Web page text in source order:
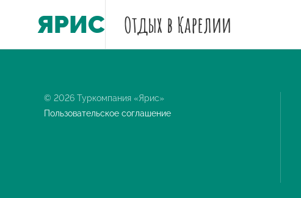
ЯРИС Отдых в Карелии
© 2026 Туркомпания «Ярис»
Пользовательское соглашение